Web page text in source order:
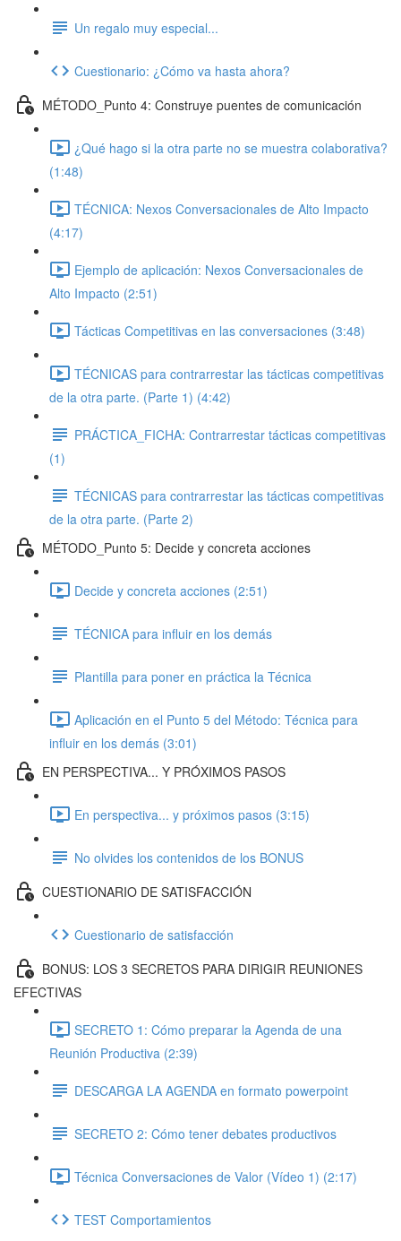
Un regalo muy especial...
Cuestionario: ¿Cómo va hasta ahora?
MÉTODO_Punto 4: Construye puentes de comunicación
¿Qué hago si la otra parte no se muestra colaborativa?
(1:48)
TÉCNICA: Nexos Conversacionales de Alto Impacto
(4:17)
Ejemplo de aplicación: Nexos Conversacionales de
Alto Impacto (2:51)
Tácticas Competitivas en las conversaciones (3:48)
TÉCNICAS para contrarrestar las tácticas competitivas
de la otra parte. (Parte 1) (4:42)
PRÁCTICA_FICHA: Contrarrestar tácticas competitivas
(1)
TÉCNICAS para contrarrestar las tácticas competitivas
de la otra parte. (Parte 2)
MÉTODO_Punto 5: Decide y concreta acciones
Decide y concreta acciones (2:51)
TÉCNICA para influir en los demás
Plantilla para poner en práctica la Técnica
Aplicación en el Punto 5 del Método: Técnica para
influir en los demás (3:01)
EN PERSPECTIVA... Y PRÓXIMOS PASOS
En perspectiva... y próximos pasos (3:15)
No olvides los contenidos de los BONUS
CUESTIONARIO DE SATISFACCIÓN
Cuestionario de satisfacción
BONUS: LOS 3 SECRETOS PARA DIRIGIR REUNIONES
EFECTIVAS
SECRETO 1: Cómo preparar la Agenda de una
Reunión Productiva (2:39)
DESCARGA LA AGENDA en formato powerpoint
SECRETO 2: Cómo tener debates productivos
Técnica Conversaciones de Valor (Vídeo 1) (2:17)
TEST Comportamientos